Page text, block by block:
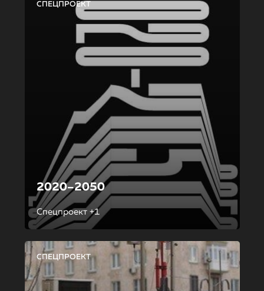
СПЕЦПРОЕКТ
2020–2050
Спецпроект +1
СПЕЦПРОЕКТ